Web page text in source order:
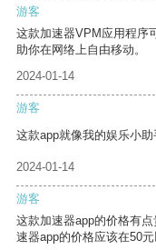
游客
这款加速器VPM应用程序
助你在网络上自由移动。
2024-01-14
游客
这款app就像我的娱乐小助
2024-01-14
游客
这款加速器app的价格有
速器app的价格应该在50元